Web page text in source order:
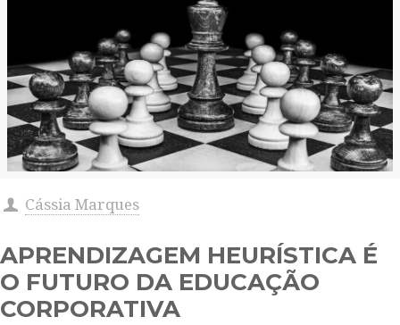
Cássia Marques
APRENDIZAGEM HEURÍSTICA É
O FUTURO DA EDUCAÇÃO
CORPORATIVA